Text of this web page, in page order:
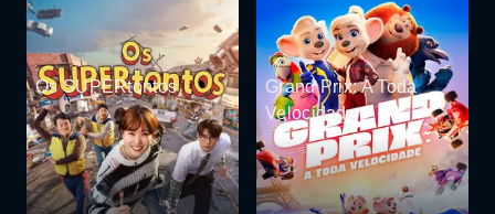
Os SUPERtontos
Grand Prix: A Toda
Velocidade